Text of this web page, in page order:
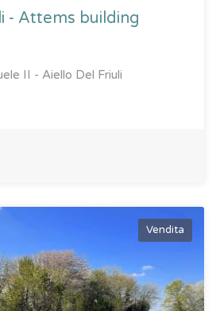
- Attems building
II - Aiello Del Friuli
Vendita